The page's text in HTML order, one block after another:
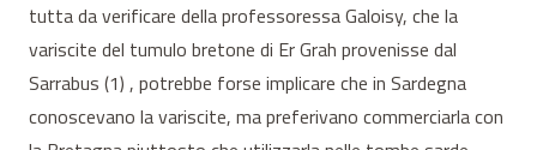
tutta da verificare della professoressa Galoisy, che la
variscite del tumulo bretone di Er Grah provenisse dal
Sarrabus (1) , potrebbe forse implicare che in Sardegna
conoscevano la variscite, ma preferivano commerciarla con